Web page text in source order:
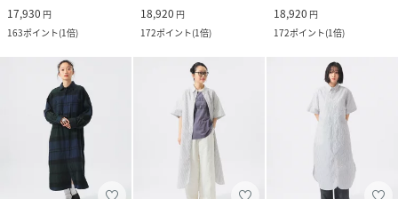
17,930 円
163ポイント(1倍)
18,920 円
172ポイント(1倍)
18,920 円
172ポイント(1倍)